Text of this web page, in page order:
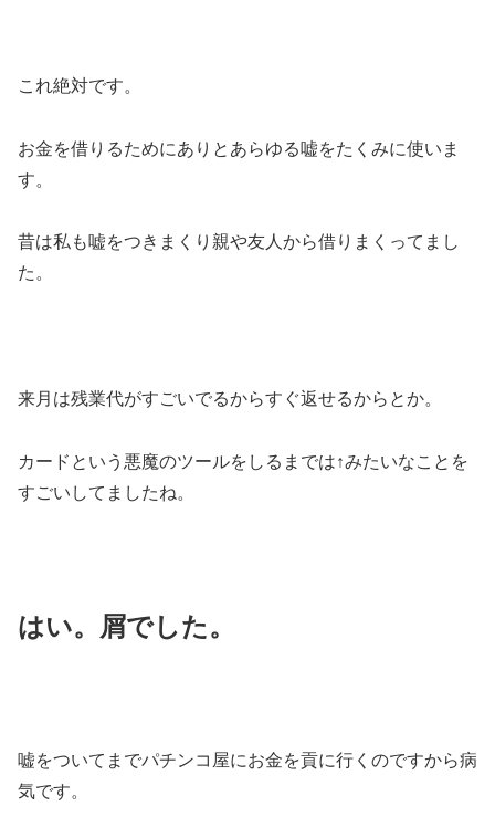
これ絶対です。
お金を借りるためにありとあらゆる嘘をたくみに使いま
す。
昔は私も嘘をつきまくり親や友人から借りまくってまし
た。
来月は残業代がすごいでるからすぐ返せるからとか。
カードという悪魔のツールをしるまでは↑みたいなことを
すごいしてましたね。
はい。屑でした。
嘘をついてまでパチンコ屋にお金を貢に行くのですから病
気です。